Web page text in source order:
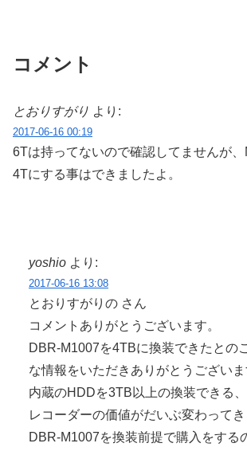
コメント
とおりすがり より:
2017-06-16 00:19
6Tは持ってないので確認してませんが
4Tにする事はできましたよ。
yoshio より:
2017-06-16 13:08
とおりすがりの さん
コメントありがとうございます。
DBR-M1007を4TBに換装できたとの
な情報をいただきありがとうございま
内蔵のHDDを3TB以上の換装できる
レコーダーの価値がだいぶ変わってき
DBR-M1007を換装前提で購入をする